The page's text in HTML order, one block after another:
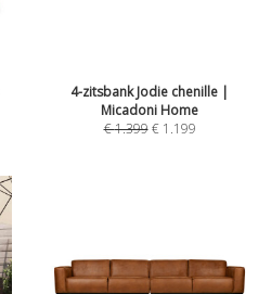
4-zitsbank Jodie chenille |
Micadoni Home
€1.399 € 1.199